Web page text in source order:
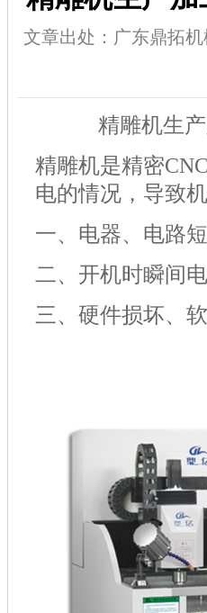
文章出处：广东鼎拓机
精雕机生
精雕机是精密CNC
电的情况，导致
一、电器、电路短
二、开机时瞬间
三、硬件损坏、